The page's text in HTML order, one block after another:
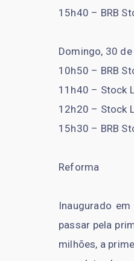
15h40 – BRB
Domingo, 30
10h50 – BRB
11h40 – Stock
12h20 – Stock
15h30 – BRB
Reforma
Inaugurado
passar pela
milhões, a